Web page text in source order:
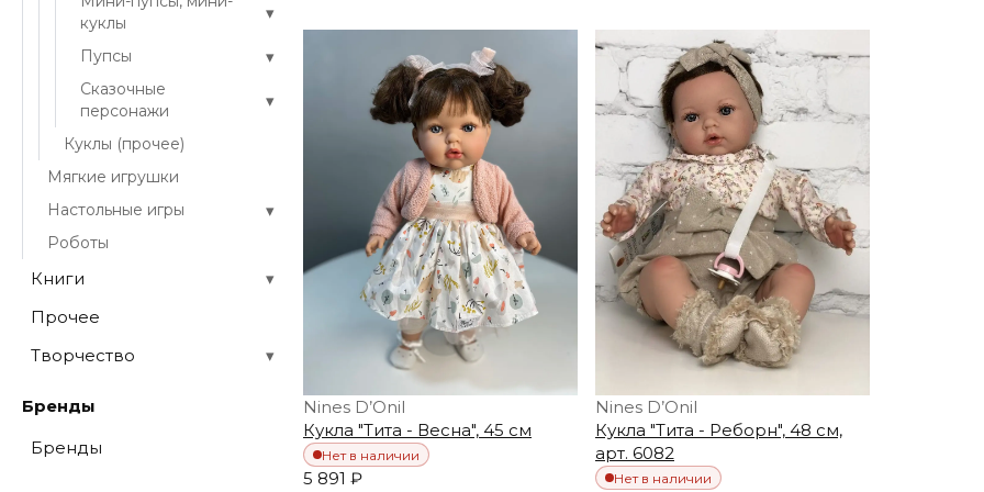
куклы
▾
Пупсы ▾
Сказочные
персонажи
▾
Куклы (прочее)
Мягкие игрушки
Настольные игры
▾
Роботы
Книги
▾
Прочее
Творчество
▾
Бренды
Бренды
Nines D’Onil
Кукла "Тита - Весна", 45 см
Нет в наличии
5 891 ₽
Nines D’Onil
Кукла "Тита - Реборн", 48 см,
арт. 6082
Нет в наличии